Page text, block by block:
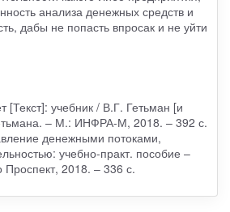
анализа денежных средств и
дабы не попасть впросак и не уйти
[Текст]: учебник / В.Г. Гетьман [и
– М.: ИНФРА-М, 2018. – 392 с.
денежными потоками,
учебно-практ. пособие –
2018. – 336 с.